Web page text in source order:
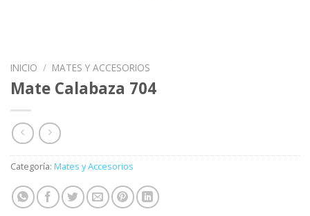
INICIO / MATES Y ACCESORIOS
Mate Calabaza 704
Categoría: Mates y Accesorios